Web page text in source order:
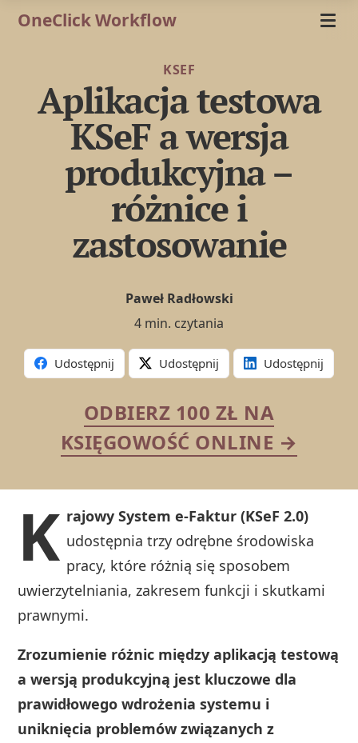
OneClick Workflow
KSEF
Aplikacja testowa
KSeF a wersja
produkcyjna –
różnice i
zastosowanie
Paweł Radłowski
4 min. czytania
Udostępnij Udostępnij Udostępnij
ODBIERZ 100 ZŁ NA
KSIĘGOWOŚĆ ONLINE →
K rajowy System e-Faktur (KSeF 2.0)
udostępnia trzy odrębne środowiska
pracy, które różnią się sposobem
uwierzytelniania, zakresem funkcji i skutkami
prawnymi.
Zrozumienie różnic między aplikacją testową
a wersją produkcyjną jest kluczowe dla
prawidłowego wdrożenia systemu i
uniknięcia problemów związanych z